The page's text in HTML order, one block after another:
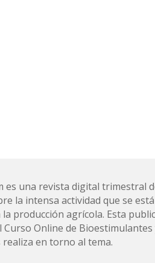
es una revista digital trimestral
la intensa actividad que se
producción agrícola. Esta
Online de
en torno al tema.